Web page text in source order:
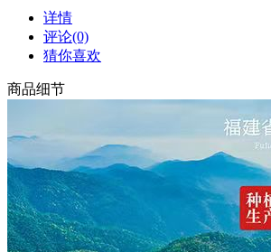
详情
评论(0)
猜你喜欢
商品细节